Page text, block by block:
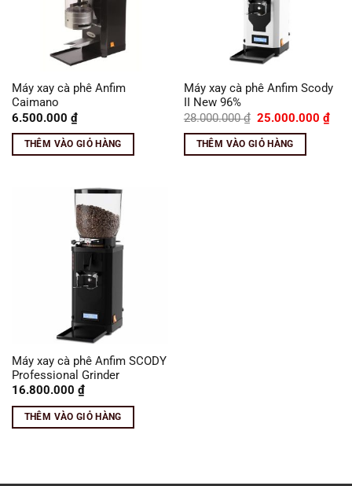
Máy xay cà phê Anfim
Caimano
6.500.000 ₫
THÊM VÀO GIỎ HÀNG
Máy xay cà phê Anfim Scody
II New 96%
28.000.000₫ Giá
là:
28.000.000 ₫.
25.000.000₫Giá
THÊM VÀO GIỎ HÀNG
Máy xay cà phê Anfim SCODY
Professional Grinder
16.800.000 ₫
THÊM VÀO GIỎ HÀNG